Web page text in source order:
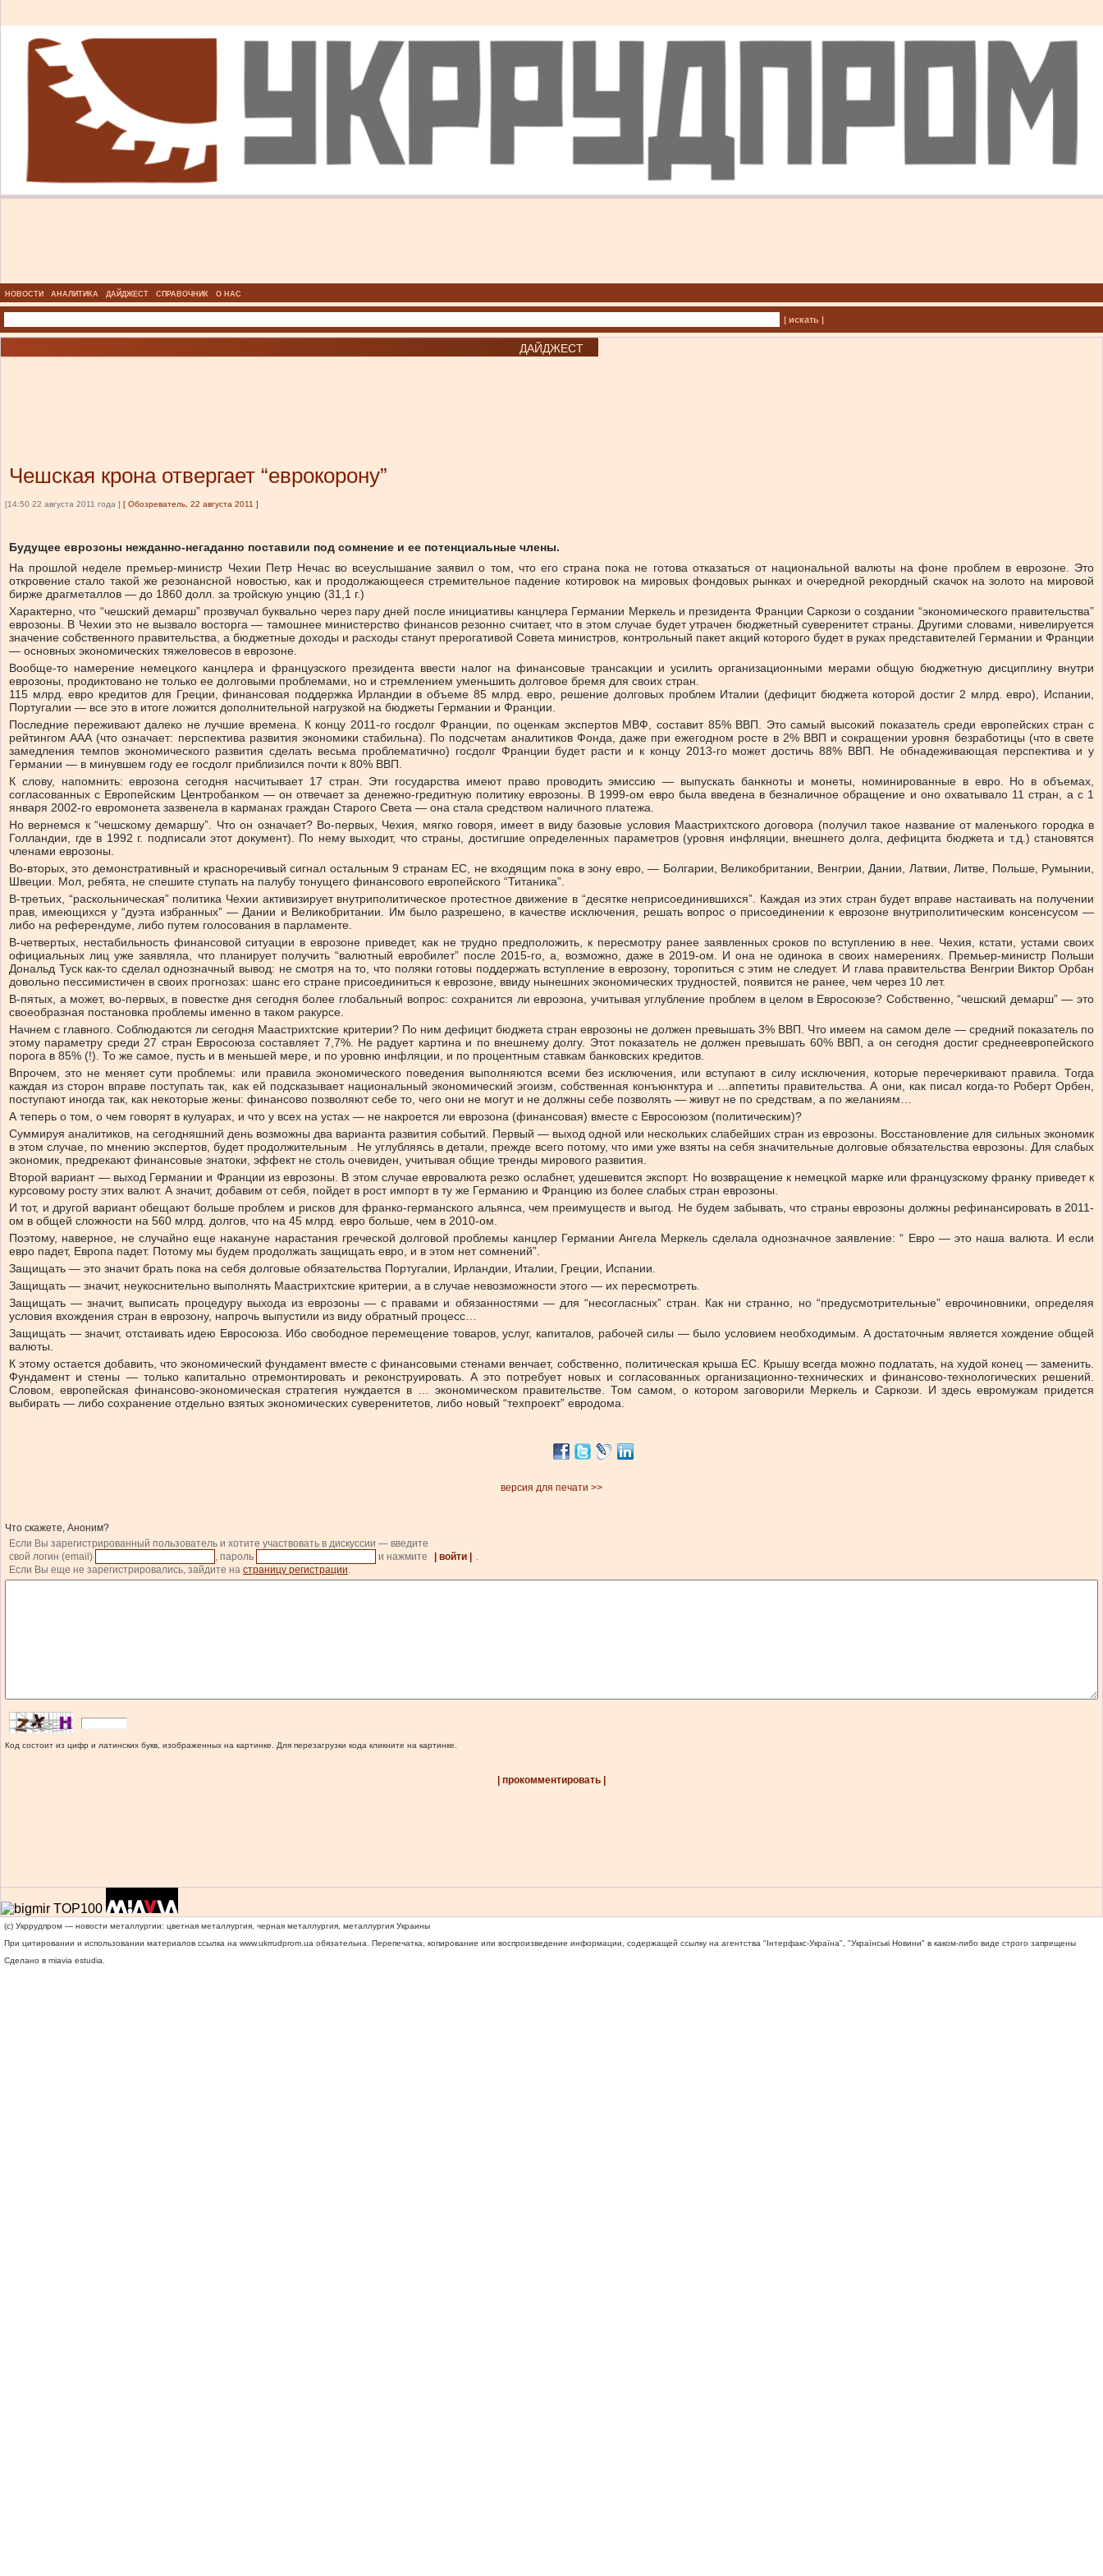
НОВОСТИ АНАЛИТИКА ДАЙДЖЕСТ СПРАВОЧНИК О НАС
| искать |
ДАЙДЖЕСТ
Чешская крона отвергает “еврокорону”
[14:50 22 августа 2011 года ] [ Обозреватель, 22 августа 2011 ]
Будущее еврозоны нежданно-негаданно поставили под сомнение и ее потенциальные члены.
На прошлой неделе премьер-министр Чехии Петр Нечас во всеуслышание заявил о том, что его страна пока не готова отказаться от национальной валюты на фоне проблем в еврозоне. Это
откровение стало такой же резонансной новостью, как и продолжающееся стремительное падение котировок на мировых фондовых рынках и очередной рекордный скачок на золото на мировой
бирже драгметаллов — до 1860 долл. за тройскую унцию (31,1 г.)
Характерно, что “чешский демарш” прозвучал буквально через пару дней после инициативы канцлера Германии Меркель и президента Франции Саркози о создании “экономического правительства”
еврозоны. В Чехии это не вызвало восторга — тамошнее министерство финансов резонно считает, что в этом случае будет утрачен бюджетный суверенитет страны. Другими словами, нивелируется
значение собственного правительства, а бюджетные доходы и расходы станут прерогативой Совета министров, контрольный пакет акций которого будет в руках представителей Германии и Франции
— основных экономических тяжеловесов в еврозоне.
Вообще-то намерение немецкого канцлера и французского президента ввести налог на финансовые трансакции и усилить организационными мерами общую бюджетную дисциплину внутри
еврозоны, продиктовано не только ее долговыми проблемами, но и стремлением уменьшить долговое бремя для своих стран.
115 млрд. евро кредитов для Греции, финансовая поддержка Ирландии в объеме 85 млрд. евро, решение долговых проблем Италии (дефицит бюджета которой достиг 2 млрд. евро), Испании,
Португалии — все это в итоге ложится дополнительной нагрузкой на бюджеты Германии и Франции.
Последние переживают далеко не лучшие времена. К концу 2011-го госдолг Франции, по оценкам экспертов МВФ, составит 85% ВВП. Это самый высокий показатель среди европейских стран с
рейтингом ААА (что означает: перспектива развития экономики стабильна). По подсчетам аналитиков Фонда, даже при ежегодном росте в 2% ВВП и сокращении уровня безработицы (что в свете
замедления темпов экономического развития сделать весьма проблематично) госдолг Франции будет расти и к концу 2013-го может достичь 88% ВВП. Не обнадеживающая перспектива и у
Германии — в минувшем году ее госдолг приблизился почти к 80% ВВП.
К слову, напомнить: еврозона сегодня насчитывает 17 стран. Эти государства имеют право проводить эмиссию — выпускать банкноты и монеты, номинированные в евро. Но в объемах,
согласованных с Европейским Центробанком — он отвечает за денежно-rредитную политику еврозоны. В 1999-ом евро была введена в безналичное обращение и оно охватывало 11 стран, а с 1
января 2002-го евромонета зазвенела в карманах граждан Старого Света — она стала средством наличного платежа.
Но вернемся к “чешскому демаршу”. Что он означает? Во-первых, Чехия, мягко говоря, имеет в виду базовые условия Маастрихтского договора (получил такое название от маленького городка в
Голландии, где в 1992 г. подписали этот документ). По нему выходит, что страны, достигшие определенных параметров (уровня инфляции, внешнего долга, дефицита бюджета и т.д.) становятся
членами еврозоны.
Во-вторых, это демонстративный и красноречивый сигнал остальным 9 странам ЕС, не входящим пока в зону евро, — Болгарии, Великобритании, Венгрии, Дании, Латвии, Литве, Польше, Румынии,
Швеции. Мол, ребята, не спешите ступать на палубу тонущего финансового европейского “Титаника”.
В-третьих, “раскольническая” политика Чехии активизирует внутриполитическое протестное движение в “десятке неприсоединившихся”. Каждая из этих стран будет вправе настаивать на получении
прав, имеющихся у “дуэта избранных” — Дании и Великобритании. Им было разрешено, в качестве исключения, решать вопрос о присоединении к еврозоне внутриполитическим консенсусом —
либо на референдуме, либо путем голосования в парламенте.
В-четвертых, нестабильность финансовой ситуации в еврозоне приведет, как не трудно предположить, к пересмотру ранее заявленных сроков по вступлению в нее. Чехия, кстати, устами своих
официальных лиц уже заявляла, что планирует получить “валютный евробилет” после 2015-го, а, возможно, даже в 2019-ом. И она не одинока в своих намерениях. Премьер-министр Польши
Дональд Туск как-то сделал однозначный вывод: не смотря на то, что поляки готовы поддержать вступление в еврозону, торопиться с этим не следует. И глава правительства Венгрии Виктор Орбан
довольно пессимистичен в своих прогнозах: шанс его стране присоединиться к еврозоне, ввиду нынешних экономических трудностей, появится не ранее, чем через 10 лет.
В-пятых, а может, во-первых, в повестке дня сегодня более глобальный вопрос: сохранится ли еврозона, учитывая углубление проблем в целом в Евросоюзе? Собственно, “чешский демарш” — это
своеобразная постановка проблемы именно в таком ракурсе.
Начнем с главного. Соблюдаются ли сегодня Маастрихтские критерии? По ним дефицит бюджета стран еврозоны не должен превышать 3% ВВП. Что имеем на самом деле — средний показатель по
этому параметру среди 27 стран Евросоюза составляет 7,7%. Не радует картина и по внешнему долгу. Этот показатель не должен превышать 60% ВВП, а он сегодня достиг среднеевропейского
порога в 85% (!). То же самое, пусть и в меньшей мере, и по уровню инфляции, и по процентным ставкам банковских кредитов.
Впрочем, это не меняет сути проблемы: или правила экономического поведения выполняются всеми без исключения, или вступают в силу исключения, которые перечеркивают правила. Тогда
каждая из сторон вправе поступать так, как ей подсказывает национальный экономический эгоизм, собственная конъюнктура и …аппетиты правительства. А они, как писал когда-то Роберт Орбен,
поступают иногда так, как некоторые жены: финансово позволяют себе то, чего они не могут и не должны себе позволять — живут не по средствам, а по желаниям…
А теперь о том, о чем говорят в кулуарах, и что у всех на устах — не накроется ли еврозона (финансовая) вместе с Евросоюзом (политическим)?
Суммируя аналитиков, на сегодняшний день возможны два варианта развития событий. Первый — выход одной или нескольких слабейших стран из еврозоны. Восстановление для сильных экономик
в этом случае, по мнению экспертов, будет продолжительным . Не углубляясь в детали, прежде всего потому, что ими уже взяты на себя значительные долговые обязательства еврозоны. Для слабых
экономик, предрекают финансовые знатоки, эффект не столь очевиден, учитывая общие тренды мирового развития.
Второй вариант — выход Германии и Франции из еврозоны. В этом случае евровалюта резко ослабнет, удешевится экспорт. Но возвращение к немецкой марке или французскому франку приведет к
курсовому росту этих валют. А значит, добавим от себя, пойдет в рост импорт в ту же Германию и Францию из более слабых стран еврозоны.
И тот, и другой вариант обещают больше проблем и рисков для франко-германского альянса, чем преимуществ и выгод. Не будем забывать, что страны еврозоны должны рефинансировать в 2011-
ом в общей сложности на 560 млрд. долгов, что на 45 млрд. евро больше, чем в 2010-ом.
Поэтому, наверное, не случайно еще накануне нарастания греческой долговой проблемы канцлер Германии Ангела Меркель сделала однозначное заявление: “ Евро — это наша валюта. И если
евро падет, Европа падет. Потому мы будем продолжать защищать евро, и в этом нет сомнений”.
Защищать — это значит брать пока на себя долговые обязательства Португалии, Ирландии, Италии, Греции, Испании.
Защищать — значит, неукоснительно выполнять Маастрихтские критерии, а в случае невозможности этого — их пересмотреть.
Защищать — значит, выписать процедуру выхода из еврозоны — с правами и обязанностями — для “несогласных” стран. Как ни странно, но “предусмотрительные” еврочиновники, определяя
условия вхождения стран в еврозону, напрочь выпустили из виду обратный процесс…
Защищать — значит, отстаивать идею Евросоюза. Ибо свободное перемещение товаров, услуг, капиталов, рабочей силы — было условием необходимым. А достаточным является хождение общей
валюты.
К этому остается добавить, что экономический фундамент вместе с финансовыми стенами венчает, собственно, политическая крыша ЕС. Крышу всегда можно подлатать, на худой конец — заменить.
Фундамент и стены — только капитально отремонтировать и реконструировать. А это потребует новых и согласованных организационно-технических и финансово-технологических решений.
Словом, европейская финансово-экономическая стратегия нуждается в … экономическом правительстве. Том самом, о котором заговорили Меркель и Саркози. И здесь евромужам придется
выбирать — либо сохранение отдельно взятых экономических суверенитетов, либо новый “техпроект” евродома.
версия для печати >>
Что скажете, Аноним?
Если Вы зарегистрированный пользователь и хотите участвовать в дискуссии — введите
свой логин (email)
, пароль и нажмите | войти |
.
Если Вы еще не зарегистрировались, зайдите на страницу регистрации.
Код состоит из цифр и латинских букв, изображенных на картинке. Для перезагрузки кода кликните на картинке.
| прокомментировать |
(c) Укррудпром — новости металлургии: цветная металлургия, черная металлургия, металлургия Украины
При цитировании и использовании материалов ссылка на www.ukrrudprom.ua обязательна. Перепечатка, копирование или воспроизведение информации, содержащей ссылку на агентства "Iнтерфакс-Україна", "Українськi Новини" в каком-либо виде строго запрещены
Сделано в miavia estudia.